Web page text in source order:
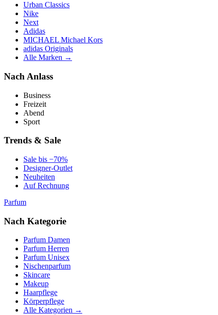
Urban Classics
Nike
Next
Adidas
MICHAEL Michael Kors
adidas Originals
Alle Marken →
Nach Anlass
Business
Freizeit
Abend
Sport
Trends & Sale
Sale bis −70%
Designer-Outlet
Neuheiten
Auf Rechnung
Parfum
Nach Kategorie
Parfum Damen
Parfum Herren
Parfum Unisex
Nischenparfum
Skincare
Makeup
Haarpflege
Körperpflege
Alle Kategorien →